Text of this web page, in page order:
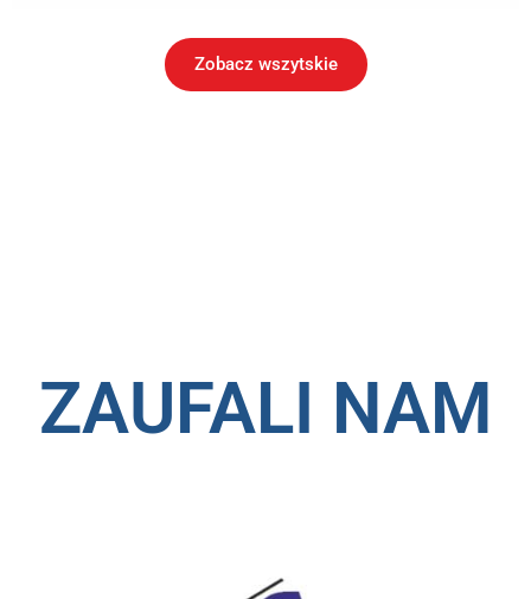
Zobacz wszytskie
ZAUFALI NAM